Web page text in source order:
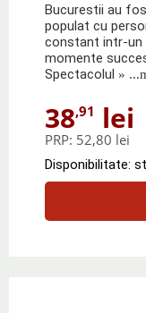
Bucurestii au
populat cu
constant intr-un
momente
Spectacolul »
38,91 lei
PRP: 52,80 lei
Disponibilitate: